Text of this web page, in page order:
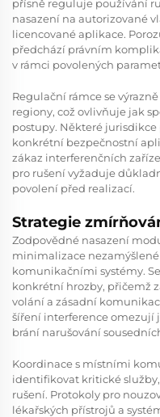
přísně reguluje používání
nasazení na autorizované
licencované aplikace.
předchází právním
v rámci povolených
Regulační rámce se
regiony, což ovlivňuje jak
postupy. Některé
konkrétní bezpečnostní
zákaz interferenčních
pro rušení vyžaduje
povolení před realizací.
Strategie
Zodpovědné nasazení
minimalizace
komunikačními systémy.
konkrétní hrozby, přičemž
volání a zásadní
šíření interference omezují
brání narušování
Koordinace s místními
identifikovat kritické
rušení. Protokoly pro
lékařských přístrojů a